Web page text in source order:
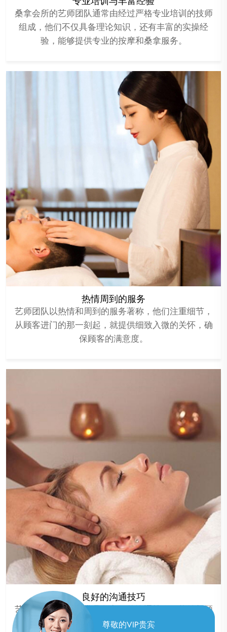
尊敬的VIP贵宾
桑拿会所的艺师团队通常由经过严格专业培训的技师
组成，他们不仅具备理论知识，还有丰富的实操经
验，能够提供专业的按摩和桑拿服务。
热情周到的服务
艺师团队以热情和周到的服务著称，他们注重细节，
从顾客进门的那一刻起，就提供细致入微的关怀，确
保顾客的满意度。
良好的沟通技巧
艺师团队的成员通常具备良好的沟通技巧，能够与顾
客建立良好的沟通，了解顾客的需求，提供更加贴心